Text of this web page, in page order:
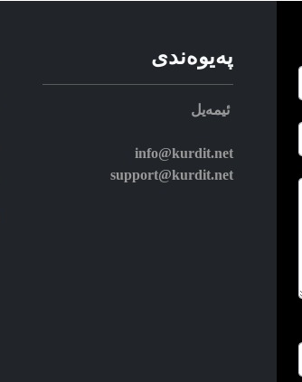
په‌یوه‌ندی
ئیمه‌یل
info@kurdit.net
support@kurdit.net